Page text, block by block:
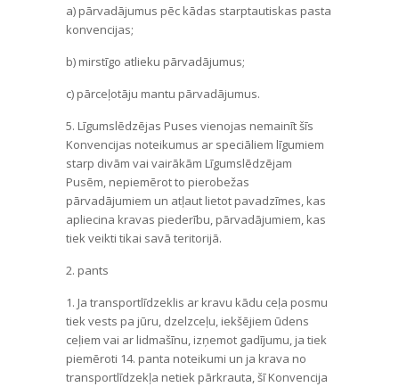
a) pārvadājumus pēc kādas starptautiskas pasta
konvencijas;
b) mirstīgo atlieku pārvadājumus;
c) pārceļotāju mantu pārvadājumus.
5. Līgumslēdzējas Puses vienojas nemainīt šīs
Konvencijas noteikumus ar speciāliem līgumiem
starp divām vai vairākām Līgumslēdzējam
Pusēm, nepiemērot to pierobežas
pārvadājumiem un atļaut lietot pavadzīmes, kas
apliecina kravas piederību, pārvadājumiem, kas
tiek veikti tikai savā teritorijā.
2. pants
1. Ja transportlīdzeklis ar kravu kādu ceļa posmu
tiek vests pa jūru, dzelzceļu, iekšējiem ūdens
ceļiem vai ar lidmašīnu, izņemot gadījumu, ja tiek
piemēroti 14. panta noteikumi un ja krava no
transportlīdzekļa netiek pārkrauta, šī Konvencija